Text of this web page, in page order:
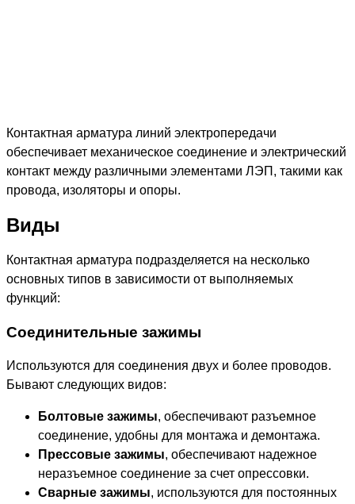
Контактная арматура линий электропередачи
обеспечивает механическое соединение и электрический
контакт между различными элементами ЛЭП, такими как
провода, изоляторы и опоры.
Виды
Контактная арматура подразделяется на несколько
основных типов в зависимости от выполняемых
функций:
Соединительные зажимы
Используются для соединения двух и более проводов.
Бывают следующих видов:
Болтовые зажимы, обеспечивают разъемное
соединение, удобны для монтажа и демонтажа.
Прессовые зажимы, обеспечивают надежное
неразъемное соединение за счет опрессовки.
Сварные зажимы, используются для постоянных